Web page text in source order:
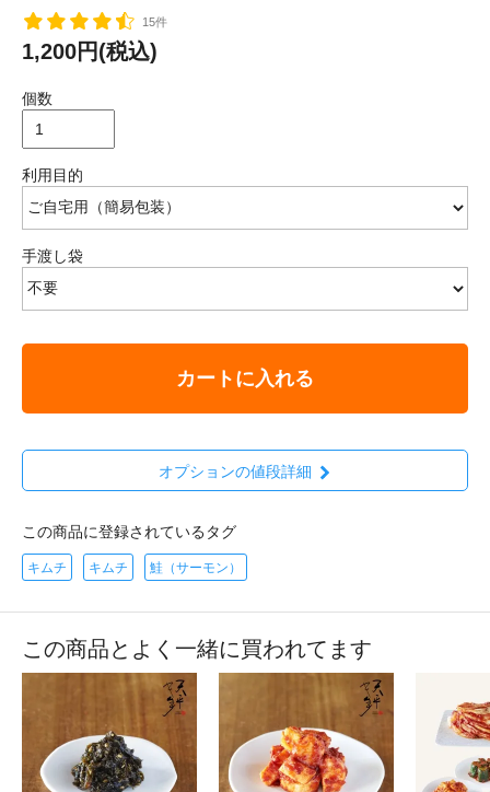
15件
1,200円(税込)
個数
利用目的
手渡し袋
カートに入れる
オプションの値段詳細
この商品に登録されているタグ
キムチ キムチ 鮭（サーモン）
この商品とよく一緒に買われてます